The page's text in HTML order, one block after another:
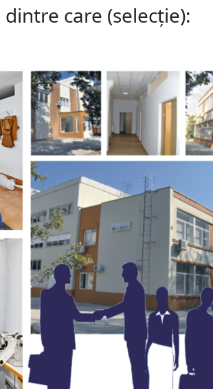
dintre care (selecție):